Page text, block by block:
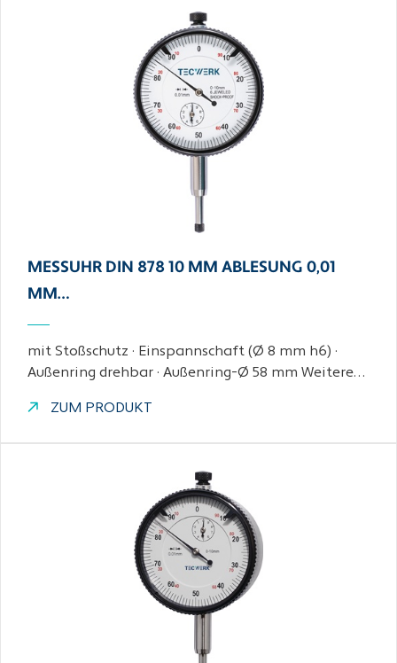
MESSUHR DIN 878 10 MM ABLESUNG 0,01
MM…
mit Stoßschutz · Einspannschaft (Ø 8 mm h6) ·
Außenring drehbar · Außenring-Ø 58 mm Weitere…
ZUM PRODUKT